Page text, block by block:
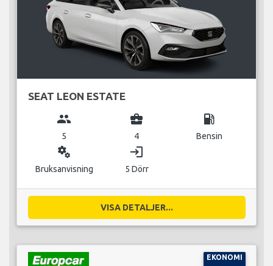
SEAT LEON ESTATE
group
5
business_center
4
local_gas_station
Bensin
miscellaneous_services
Bruksanvisning
login
5 Dörr
VISA DETALJER...
EKONOMI